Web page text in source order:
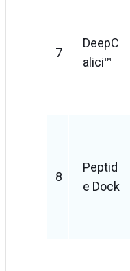
7
DeepC
Alici™
8
Peptid
E Dock